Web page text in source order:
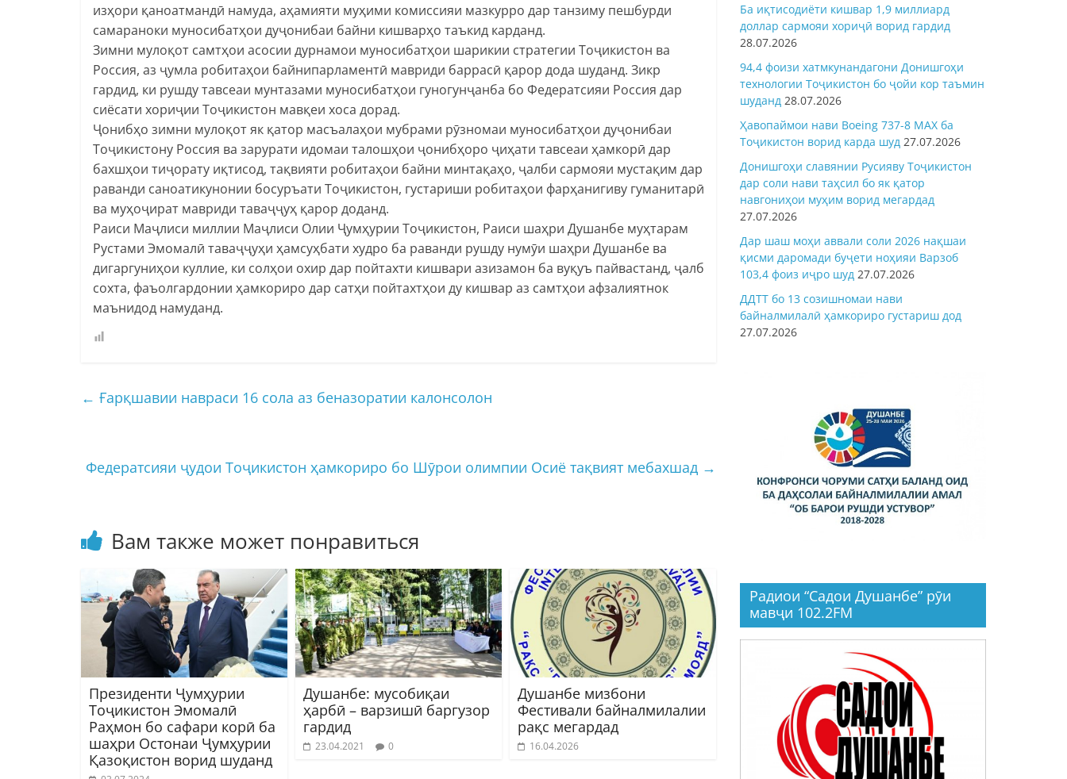
изҳори қаноатмандӣ намуда, аҳамияти муҳими комиссияи мазкурро дар танзиму пешбурди
самараноки муносибатҳои дуҷонибаи байни кишварҳо таъкид карданд.
Зимни мулоқот самтҳои асосии дурнамои муносибатҳои шарикии стратегии Тоҷикистон ва
Россия, аз ҷумла робитаҳои байнипарламентӣ мавриди баррасӣ қарор дода шуданд. Зикр
гардид, ки рушду тавсеаи мунтазами муносибатҳои гуногунҷанба бо Федератсияи Россия дар
сиёсати хориҷии Тоҷикистон мавқеи хоса дорад.
Ҷонибҳо зимни мулоқот як қатор масъалаҳои мубрами рӯзномаи муносибатҳои дуҷонибаи
Тоҷикистону Россия ва зарурати идомаи талошҳои ҷонибҳоро ҷиҳати тавсеаи ҳамкорӣ дар
бахшҳои тиҷорату иқтисод, тақвияти робитаҳои байни минтақаҳо, ҷалби сармояи мустақим дар
раванди саноатикунонии босуръати Тоҷикистон, густариши робитаҳои фарҳанигиву гуманитарӣ
ва муҳоҷират мавриди таваҷҷуҳ қарор доданд.
Раиси Маҷлиси миллии Маҷлиси Олии Ҷумҳурии Тоҷикистон, Раиси шаҳри Душанбе муҳтарам
Рустами Эмомалӣ таваҷҷуҳи ҳамсуҳбати худро ба раванди рушду нумӯи шаҳри Душанбе ва
дигаргуниҳои куллие, ки солҳои охир дар пойтахти кишвари азизамон ба вуқуъ пайвастанд, ҷалб
сохта, фаъолгардонии ҳамкориро дар сатҳи пойтахтҳои ду кишвар аз самтҳои афзалиятнок
маънидод намуданд.
← Ғарқшавии навраси 16 сола аз беназоратии калонсолон
Федератсияи ҷудои Тоҷикистон ҳамкориро бо Шӯрои олимпии Осиё тақвият мебахшад →
Вам также может понравиться
Президенти Ҷумҳурии
Тоҷикистон Эмомалӣ
Раҳмон бо сафари корӣ ба
шаҳри Остонаи Ҷумҳурии
Қазоқистон ворид шуданд
Душанбе: мусобиқаи
ҳарбӣ – варзишӣ баргузор
гардид
23.04.2021 0
Душанбе мизбони
Фестивали байналмилалии
рақс мегардад
16.04.2026
Ба иқтисодиёти кишвар 1,9 миллиард
доллар сармояи хориҷӣ ворид гардид
28.07.2026
94,4 фоизи хатмкунандагони Донишгоҳи
технологии Тоҷикистон бо ҷойи кор таъмин
шуданд 28.07.2026
Ҳавопаймои нави Boeing 737-8 MAX ба
Тоҷикистон ворид карда шуд 27.07.2026
Донишгоҳи славянии Русияву Тоҷикистон
дар соли нави таҳсил бо як қатор
навгониҳои муҳим ворид мегардад
27.07.2026
Дар шаш моҳи аввали соли 2026 нақшаи
қисми даромади буҷети ноҳияи Варзоб
103,4 фоиз иҷро шуд 27.07.2026
ДДТТ бо 13 созишномаи нави
байналмилалӣ ҳамкориро густариш дод
27.07.2026
Радиои “Садои Душанбе” рӯи
мавҷи 102.2FM